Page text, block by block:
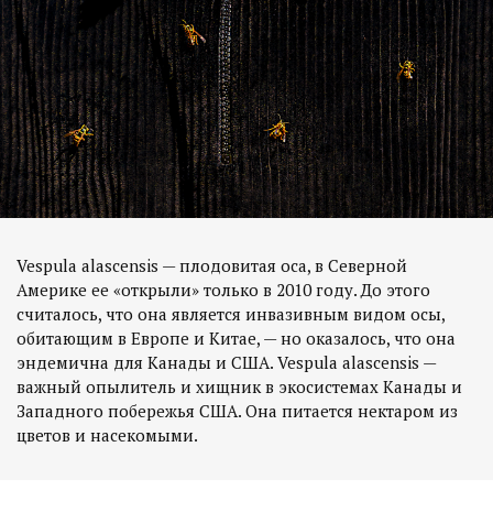
Vespula alascensis — плодовитая оса, в Северной
Америке ее «открыли» только в 2010 году. До этого
считалось, что она является инвазивным видом осы,
обитающим в Европе и Китае, — но оказалось, что она
эндемична для Канады и США. Vespula alascensis —
важный опылитель и хищник в экосистемах Канады и
Западного побережья США. Она питается нектаром из